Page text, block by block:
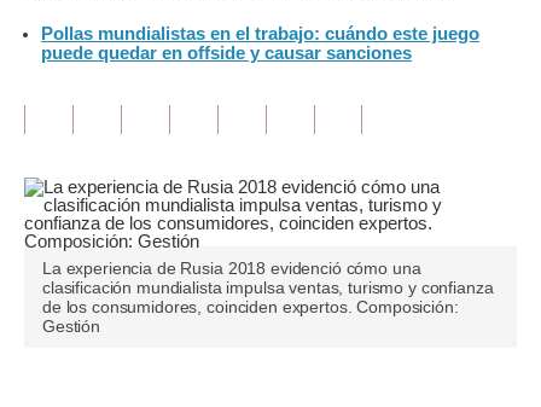
Opinión
Pregunta de hoy
Blogs
Tendencias
Lujo
Viajes
Pollas mundialistas en el trabajo: cuándo este juego
puede quedar en offside y causar sanciones
La experiencia de Rusia 2018 evidenció cómo una
clasificación mundialista impulsa ventas, turismo y confianza
de los consumidores, coinciden expertos. Composición:
Gestión